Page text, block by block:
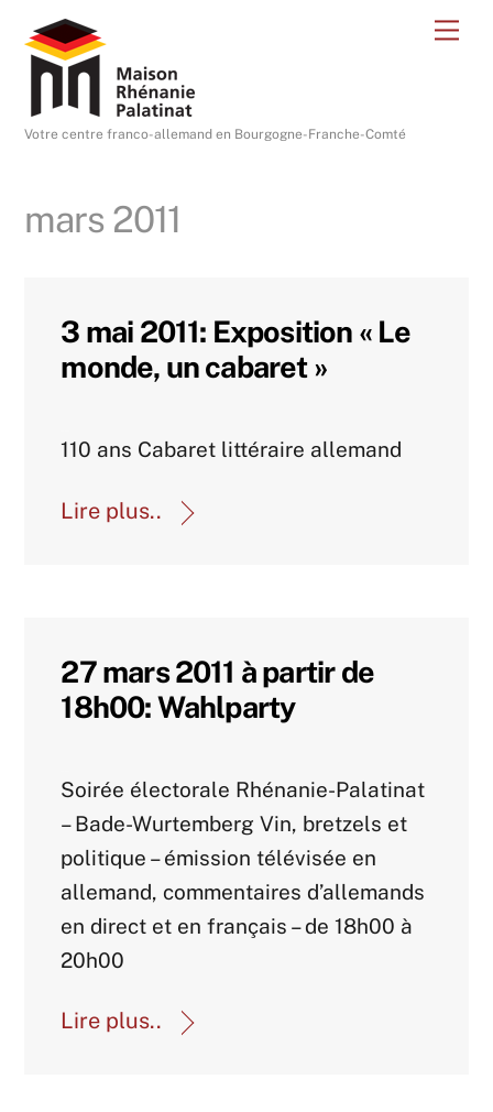
content
Votre centre franco-allemand en Bourgogne-Franche-Comté
mars 2011
3 mai 2011: Exposition « Le
monde, un cabaret »
110 ans Cabaret littéraire allemand
Lire plus..
27 mars 2011 à partir de
18h00: Wahlparty
Soirée électorale Rhénanie-Palatinat
– Bade-Wurtemberg Vin, bretzels et
politique – émission télévisée en
allemand, commentaires d’allemands
en direct et en français – de 18h00 à
20h00
Lire plus..